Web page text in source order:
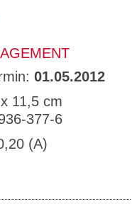
01.05.2012
11,5 cm
377-6
(A)